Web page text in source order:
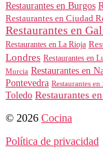
Restaurantes en Burgos
Restaurantes en Ciudad
Restaurantes en
Restaurantes en La Rioja
Londres Restaurantes en
Murcia Restaurantes en
Pontevedra Restaurantes
Toledo Restaurantes
© 2026 Cocina
Política de privacidad